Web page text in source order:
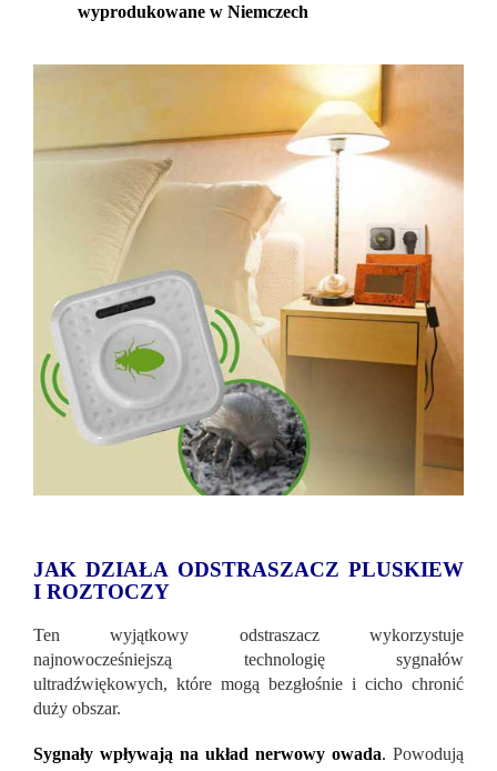
wyprodukowane w Niemczech
JAK DZIAŁA ODSTRASZACZ PLUSKIEW
I ROZTOCZY
Ten wyjątkowy odstraszacz wykorzystuje
najnowocześniejszą technologię sygnałów
ultradźwiękowych, które mogą bezgłośnie i cicho chronić
duży obszar.
Sygnały wpływają na układ nerwowy owada. Powodują